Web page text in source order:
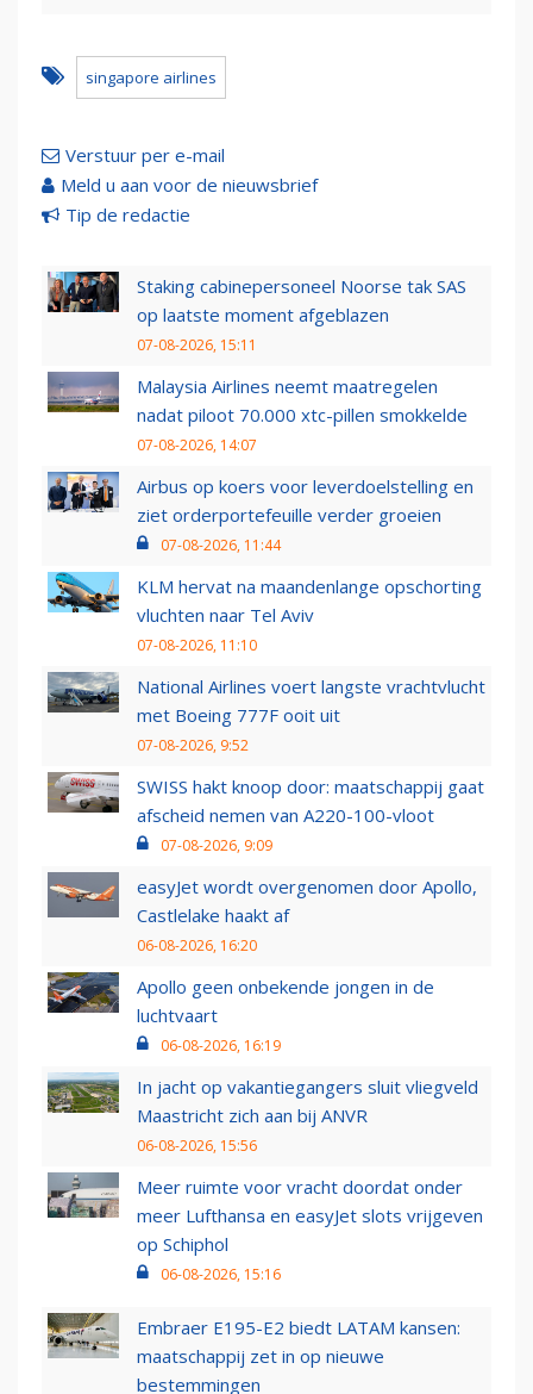
singapore airlines
Verstuur per e-mail
Meld u aan voor de nieuwsbrief
Tip de redactie
Staking cabinepersoneel Noorse tak SAS
op laatste moment afgeblazen
07-08-2026, 15:11
Malaysia Airlines neemt maatregelen
nadat piloot 70.000 xtc-pillen smokkelde
07-08-2026, 14:07
Airbus op koers voor leverdoelstelling en
ziet orderportefeuille verder groeien
07-08-2026, 11:44
KLM hervat na maandenlange opschorting
vluchten naar Tel Aviv
07-08-2026, 11:10
National Airlines voert langste vrachtvlucht
met Boeing 777F ooit uit
07-08-2026, 9:52
SWISS hakt knoop door: maatschappij gaat
afscheid nemen van A220-100-vloot
07-08-2026, 9:09
easyJet wordt overgenomen door Apollo,
Castlelake haakt af
06-08-2026, 16:20
Apollo geen onbekende jongen in de
luchtvaart
06-08-2026, 16:19
In jacht op vakantiegangers sluit vliegveld
Maastricht zich aan bij ANVR
06-08-2026, 15:56
Meer ruimte voor vracht doordat onder
meer Lufthansa en easyJet slots vrijgeven
op Schiphol
06-08-2026, 15:16
Embraer E195-E2 biedt LATAM kansen:
maatschappij zet in op nieuwe
bestemmingen